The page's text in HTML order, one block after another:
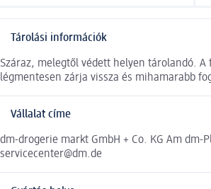
Tárolási információk
Száraz, melegtől védett helyen tárolandó.
légmentesen zárja vissza és mihamarabb
Vállalat címe
dm-drogerie markt GmbH + Co. KG Am dm-
servicecenter@dm.de